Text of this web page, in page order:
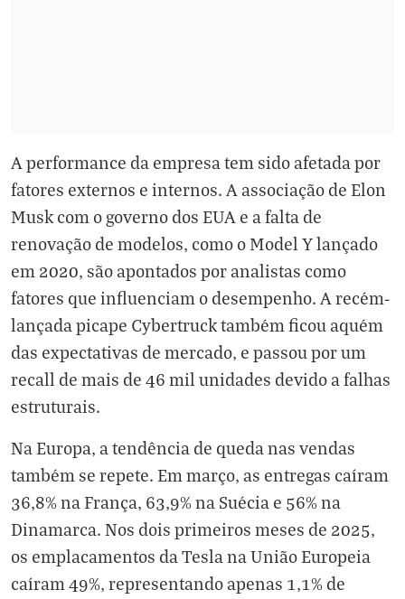
A performance da empresa tem sido afetada por
fatores externos e internos. A associação de Elon
Musk com o governo dos EUA e a falta de
renovação de modelos, como o Model Y lançado
em 2020, são apontados por analistas como
fatores que influenciam o desempenho. A recém-
lançada picape Cybertruck também ficou aquém
das expectativas de mercado, e passou por um
recall de mais de 46 mil unidades devido a falhas
estruturais.
Na Europa, a tendência de queda nas vendas
também se repete. Em março, as entregas caíram
36,8% na França, 63,9% na Suécia e 56% na
Dinamarca. Nos dois primeiros meses de 2025,
os emplacamentos da Tesla na União Europeia
caíram 49%, representando apenas 1,1% de